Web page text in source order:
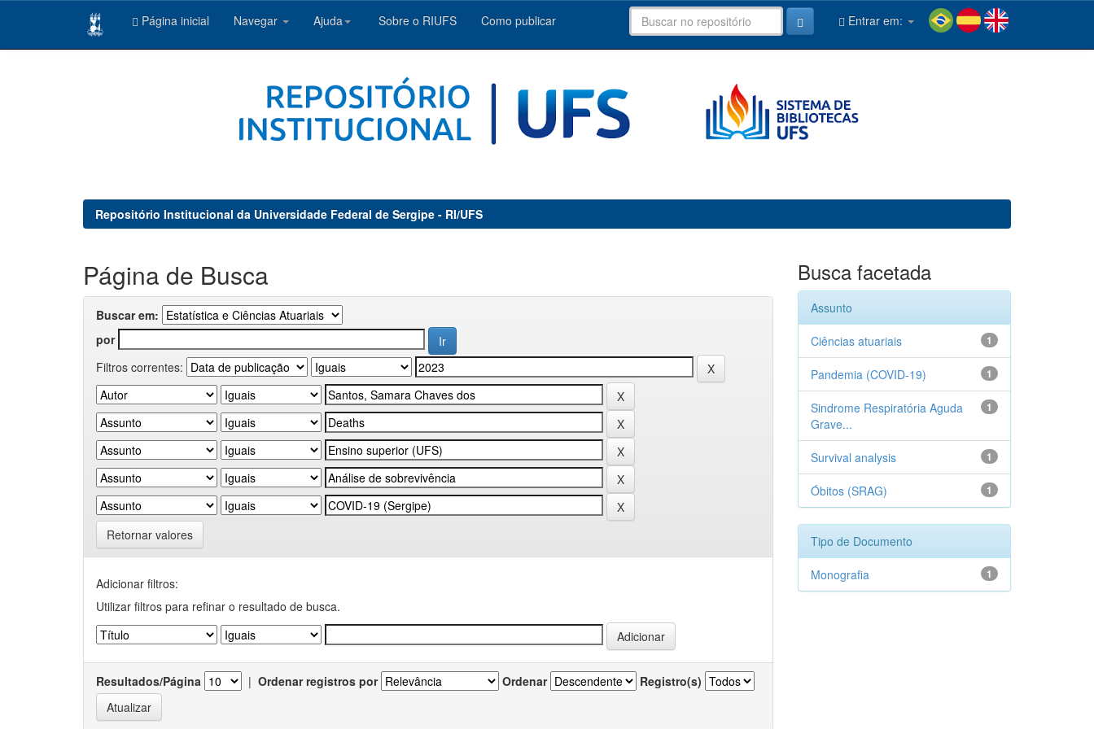
Página inicial Navegar Ajuda Sobre o RIUFS Como publicar Entrar em:
Repositório Institucional da Universidade Federal de Sergipe - RI/UFS
Página de Busca
Buscar em:
por
Filtros correntes:
Retornar valores
Adicionar filtros:
Utilizar filtros para refinar o resultado de busca.
Resultados/Página | Ordenar registros por Ordenar Registro(s)
Busca facetada
Assunto
1
Ciências atuariais
1
Pandemia (COVID-19)
1
Sindrome Respiratória Aguda
Grave...
1
Survival analysis
1
Óbitos (SRAG)
Tipo de Documento
1
Monografia